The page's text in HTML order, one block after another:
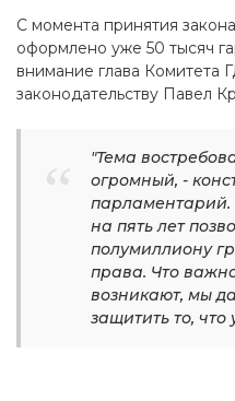
С момента принятия
оформлено уже 50 тысяч
внимание глава Комитета
законодательству Павел
"Тема
огромный, -
на пять лет
полумиллиону
права. Что
возникают, мы
защитить то, что